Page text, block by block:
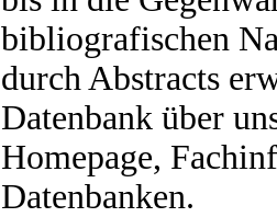
bibliografischen
durch Abstracts
Datenbank über
Homepage,
Datenbanken.